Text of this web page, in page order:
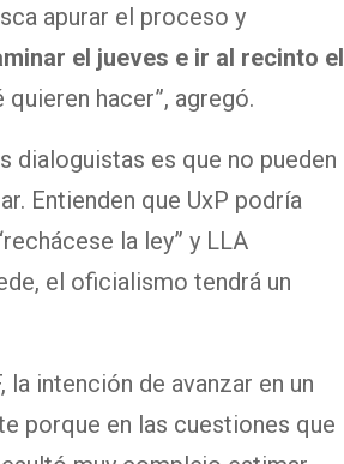
apurar el proceso y
el jueves e ir al recinto el
hacer”, agregó.
dialoguistas es que no pueden
Entienden que UxP podría
la ley” y LLA
el oficialismo tendrá un
la intención de avanzar en un
porque en las cuestiones que